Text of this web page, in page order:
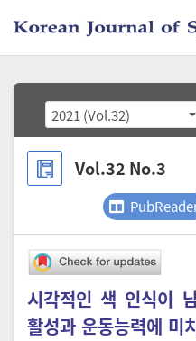
2021 (Vol.32)
Vol.32 No.3
시각적인 색 인식이
활성과 운동능력에 미